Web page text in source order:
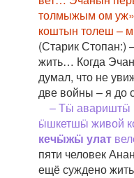
толмыжым ом
коштын толеш –
(Старик Стопан:)
жить… Когда
думал, что не
две войны – я до
– Тӹ авариштӹ
ӹшкетшӹ живой
кечӹжӹ улат
пяти человек
ещё суждено